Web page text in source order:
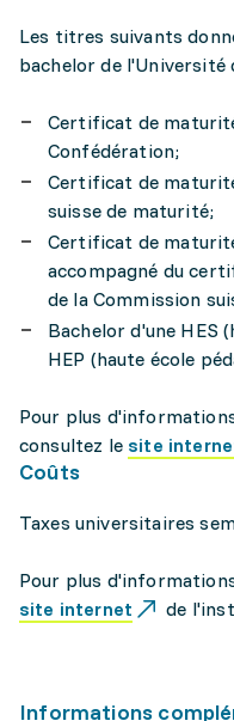
Les titres suivants
bachelor de l'Université
Certificat de
Confédération;
Certificat de
suisse de maturité;
Certificat de
accompagné du
de la Commission
Bachelor d'une HES
HEP (haute école
Pour plus
consultez le site
Coûts
Taxes universitaires
Pour plus
site internet
de
Informations